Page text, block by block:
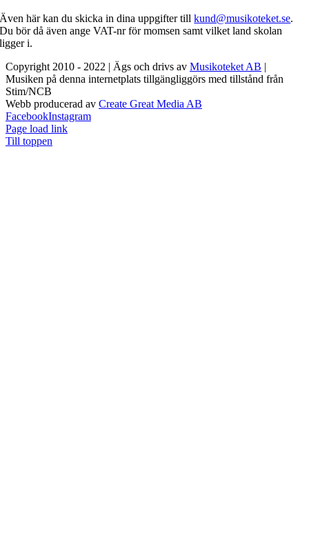
Även här kan du skicka in dina uppgifter tillkund@musikoteket.se.
Du bör då även ange VAT-nr för momsen samt vilket land skolan
ligger i.
Copyright 2010 - 2022 | Ägs och drivs av Musikoteket AB |
Musiken på denna internetplats tillgängliggörs med tillstånd från
Stim/NCB
Webb producerad av Create Great Media AB
FacebookInstagram
Page load link
Till toppen